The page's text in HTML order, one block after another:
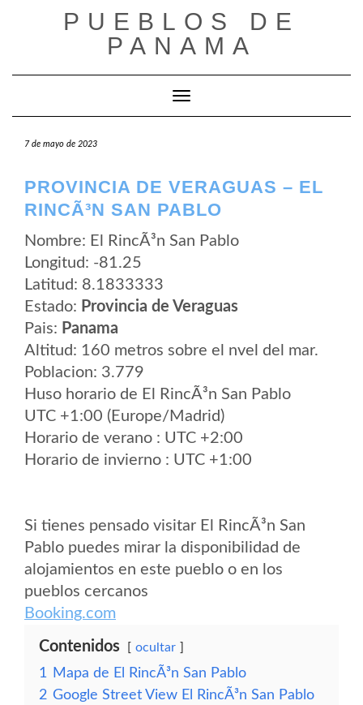
PUEBLOS DE
PANAMA
Cambiar modo de navegación
7 de mayo de 2023
PROVINCIA DE VERAGUAS – EL
RINCÃ³N SAN PABLO
Nombre: El RincÃ³n San Pablo
Longitud: -81.25
Latitud: 8.1833333
Estado: Provincia de Veraguas
Pais: Panama
Altitud: 160 metros sobre el nvel del mar.
Poblacion: 3.779
Huso horario de El RincÃ³n San Pablo
UTC +1:00 (Europe/Madrid)
Horario de verano : UTC +2:00
Horario de invierno : UTC +1:00
Si tienes pensado visitar El RincÃ³n San
Pablo puedes mirar la disponibilidad de
alojamientos en este pueblo o en los
pueblos cercanos
Booking.com
Contenidos ocultar
1
Mapa de El RincÃ³n San Pablo
2 Google Street View El RincÃ³n San Pablo